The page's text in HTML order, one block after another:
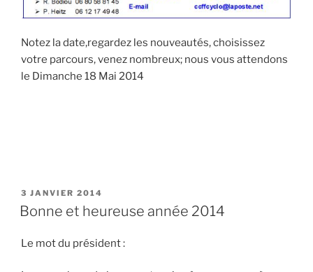
Notez la date,regardez les nouveautés, choisissez
votre parcours, venez nombreux; nous vous attendons
le Dimanche 18 Mai 2014
PUBLIÉ
LE
3 JANVIER 2014
Bonne et heureuse année 2014
Le mot du président :